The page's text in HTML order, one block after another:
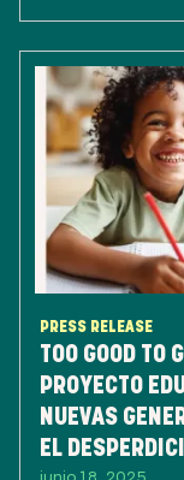
PRESS RELEASE
TOO GOOD TO
PROYECTO
NUEVAS
EL
junio 18, 2025